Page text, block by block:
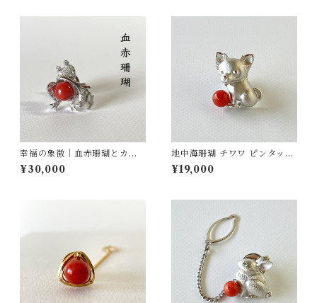
幸福の象徴｜血赤珊瑚とカエ
ルのピンタックブローチ SV
¥30,000
地中海珊瑚 チワワ ピンタック
ブローチ SV fb-28
¥19,000